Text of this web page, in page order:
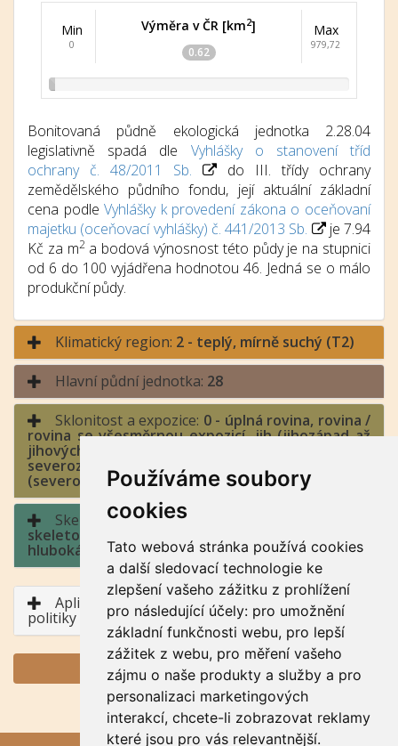
Používáme soubory
cookies
Tato webová stránka používá cookies
a další sledovací technologie ke
zlepšení vašeho zážitku z prohlížení
pro následující účely: pro umožnění
základní funkčnosti webu, pro lepší
zážitek z webu, pro měření vašeho
zájmu o naše produkty a služby a pro
personalizaci marketingových
interakcí, chcete-li zobrazovat reklamy
které jsou pro vás relevantnější.
Min
0
Výměra v ČR [km2]
0.62
Max
979,72
Bonitovaná půdně ekologická jednotka 2.28.04
legislativně spadá dle Vyhlášky o stanovení tříd
ochrany č. 48/2011 Sb.
do III. třídy ochrany
zemědělského půdního fondu, její aktuální základní
cena podleVyhlášky k provedení zákona o oceňovaní
majetku (oceňovací vyhlášky) č. 441/2013 Sb.
je 7.94
Kč za m2a bodová výnosnost této půdy je na stupnici
od 6 do 100 vyjádřena hodnotou 46. Jedná se o málo
produkční půdy.
Klimatický region: 2 - teplý, mírně suchý (T2)
Hlavní půdní jednotka: 28
Sklonitost a expozice: 0 - úplná rovina, rovina /
rovina se všesměrnou expozicí, jih (jihozápad až
jihovýchod), východ a západ (jihozápad až
severozápad, jihovýchod až severovýchod), sever
(severozápad až severovýchod)
Skeletovitost a hloubka půdy:
skeletovitá / půda hluboká, půda středně
hluboká
Aplikace BPEJ v rámci Společné zemědělské
politiky
GENERUJ PDF